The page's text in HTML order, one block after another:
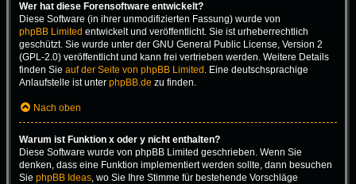
Wer hat diese Forensoftware entwickelt?
Diese Software (in ihrer unmodifizierten Fassung) wurde von
phpBB Limited entwickelt und veröffentlicht. Sie ist urheberrechtlich
geschützt. Sie wurde unter der GNU General Public License, Version 2
(GPL-2.0) veröffentlicht und kann frei vertrieben werden. Weitere Details
finden Sie auf der Seite von phpBB Limited . Eine deutschsprachige
Anlaufstelle ist unter phpBB.de zu finden.
Nach oben
Warum ist Funktion x oder y nicht enthalten?
Diese Software wurde von phpBB Limited geschrieben. Wenn Sie
denken, dass eine Funktion implementiert werden sollte, dann besuchen
Sie phpBB Ideas, wo Sie Ihre Stimme für bestehende Vorschläge